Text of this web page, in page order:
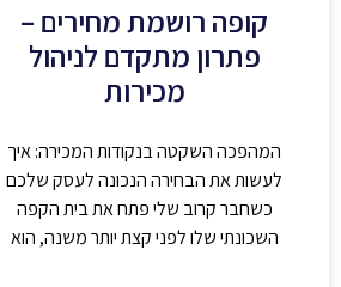
קופה רושמת מחירים –
פתרון מתקדם לניהול
מכירות
המהפכה השקטה בנקודות המכירה: איך
לעשות את הבחירה הנכונה לעסק שלכם
כשחבר קרוב שלי פתח את בית הקפה
השכונתי שלו לפני קצת יותר משנה, הוא